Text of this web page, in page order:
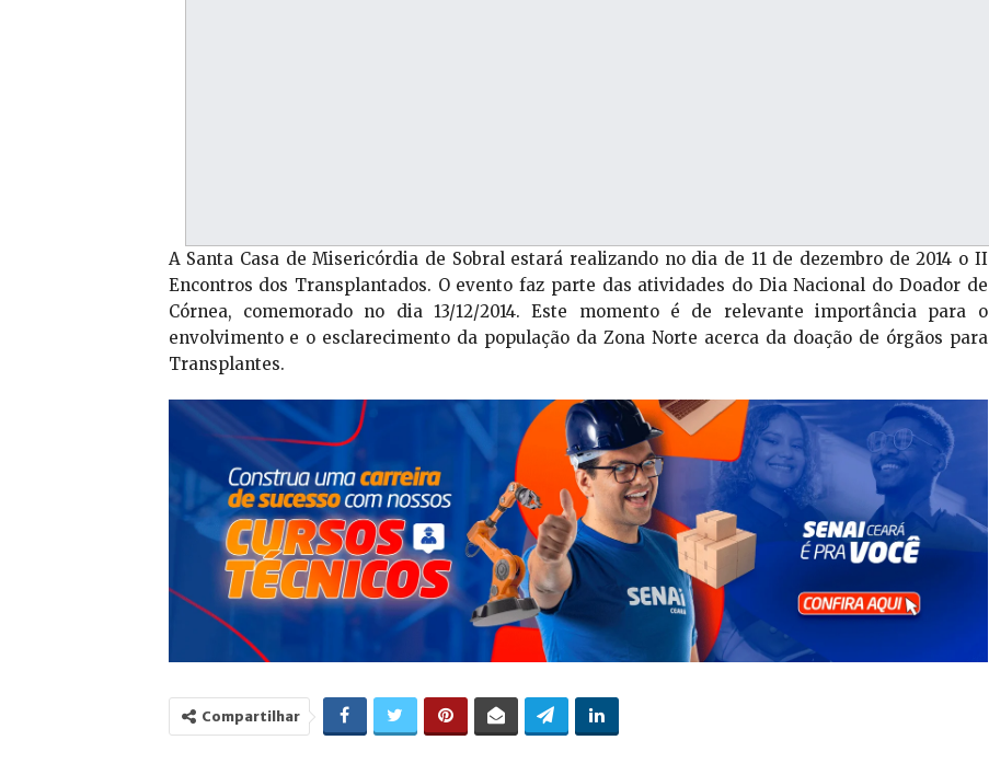
A Santa Casa de Misericórdia de Sobral estará realizando no dia de 11 de dezembro de 2014 o II
Encontros dos Transplantados. O evento faz parte das atividades do Dia Nacional do Doador de
Córnea, comemorado no dia 13/12/2014. Este momento é de relevante importância para o
envolvimento e o esclarecimento da população da Zona Norte acerca da doação de órgãos para
Transplantes.
Compartilhar